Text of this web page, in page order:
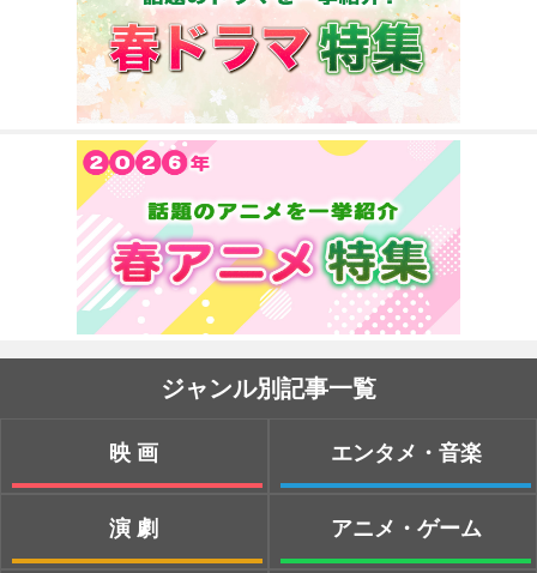
ジャンル別記事一覧
映画
演劇
エンタメ・音楽
アニメ・ゲーム